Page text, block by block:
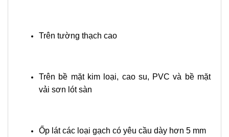
Trên tường thạch cao
Trên bề mặt kim loại, cao su, PVC và bề mặt
vải sơn lót sàn
Ốp lát các loại gạch có yêu cầu dày hơn 5 mm